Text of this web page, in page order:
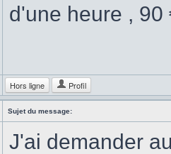
d'une heure , 90
Hors ligne Profil
Sujet du message:
J'ai demander